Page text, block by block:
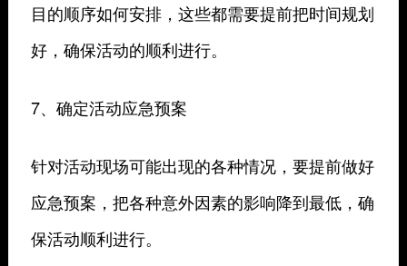
目的顺序如何安排，这些都需要提前把时间规划
好，确保活动的顺利进行。
7、确定活动应急预案
针对活动现场可能出现的各种情况，要提前做好
应急预案，把各种意外因素的影响降到最低，确
保活动顺利进行。